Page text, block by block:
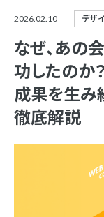
2026.02.10 デザ
なぜ、あの
功したのか
成果を生み
徹底解説